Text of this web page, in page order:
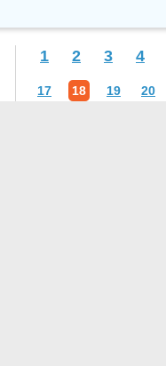
1 2 3 4
17 18 19 20